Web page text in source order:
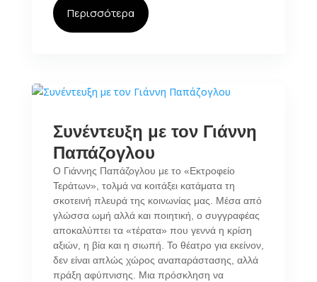
Περισσότερα
Συνέντευξη με τον Γιάννη
Παπάζογλου
Ο Γιάννης Παπάζογλου με το «Εκτροφείο
Τεράτων», τολμά να κοιτάξει κατάματα τη
σκοτεινή πλευρά της κοινωνίας μας. Μέσα από
γλώσσα ωμή αλλά και ποιητική, ο συγγραφέας
αποκαλύπτει τα «τέρατα» που γεννά η κρίση
αξιών, η βία και η σιωπή. Το θέατρο για εκείνον,
δεν είναι απλώς χώρος αναπαράστασης, αλλά
πράξη αφύπνισης. Μια πρόσκληση να